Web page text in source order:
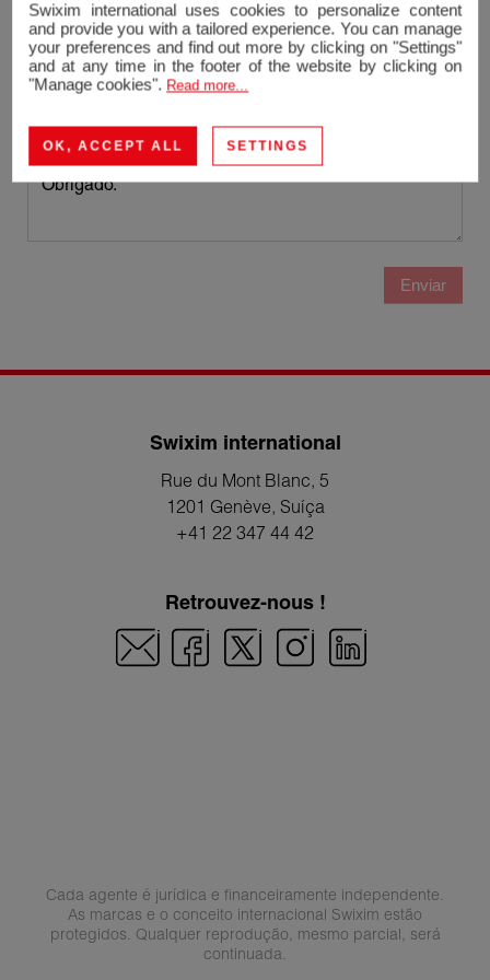
Telefone
Mensagem
Enviar
Swixim international
Rue du Mont Blanc, 5
1201 Genève, Suíça
+41 22 347 44 42
Retrouvez-nous !
Cada agente é jurídica e financeiramente independente.
As marcas e o conceito internacional Swixim estão
protegidos. Qualquer reprodução, mesmo parcial, será
continuada.
Swixim international uses cookies to personalize content
and provide you with a tailored experience. You can manage
your preferences and find out more by clicking on "Settings"
and at any time in the footer of the website by clicking on
"Manage cookies". Read more...
OK, ACCEPT ALL SETTINGS